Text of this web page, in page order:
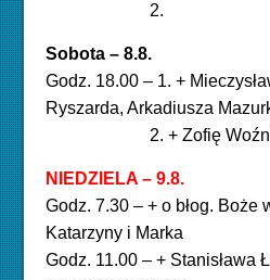
2.
Sobota – 8.8.
Godz. 18.00 – 1. +
Ryszarda, Arkadiusza
2. + Zofię
NIEDZIELA – 9.8.
Godz. 7.30 – + o błog. Boże
Katarzyny i Marka
Godz. 11.00 – + Stanisława